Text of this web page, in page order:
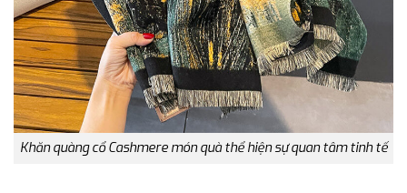
Khăn quàng cổ Cashmere món quà thể hiện sự quan tâm tinh tế